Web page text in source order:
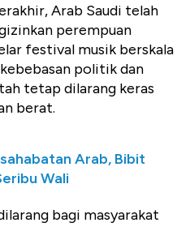
Arab Saudi telah
perempuan
festival musik berskala
politik dan
tetap dilarang keras
berat.
Arab, Bibit
Wali
bagi masyarakat